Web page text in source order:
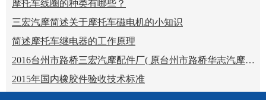
摩托车线圈的种类有哪些？
三宏汽摩简述关于摩托车磁电机的小知识
简述摩托车继电器的工作原理
2016台州市路桥三宏汽摩配件厂( 原台州市路桥华志汽摩配件厂）摩配展
2015年国内橡胶件验收技术标准